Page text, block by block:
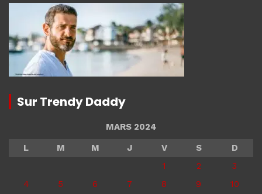
Sur Trendy Daddy
MARS 2024
L
M M J V S
D
1
2
3
4
5 6 7 8 9
10